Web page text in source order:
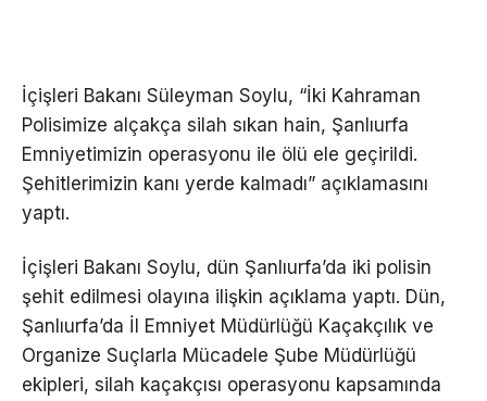
İçişleri Bakanı Süleyman Soylu, “İki Kahraman
Polisimize alçakça silah sıkan hain, Şanlıurfa
Emniyetimizin operasyonu ile ölü ele geçirildi.
Şehitlerimizin kanı yerde kalmadı” açıklamasını
yaptı.
İçişleri Bakanı Soylu, dün Şanlıurfa’da iki polisin
şehit edilmesi olayına ilişkin açıklama yaptı. Dün,
Şanlıurfa’da İl Emniyet Müdürlüğü Kaçakçılık ve
Organize Suçlarla Mücadele Şube Müdürlüğü
ekipleri, silah kaçakçısı operasyonu kapsamında